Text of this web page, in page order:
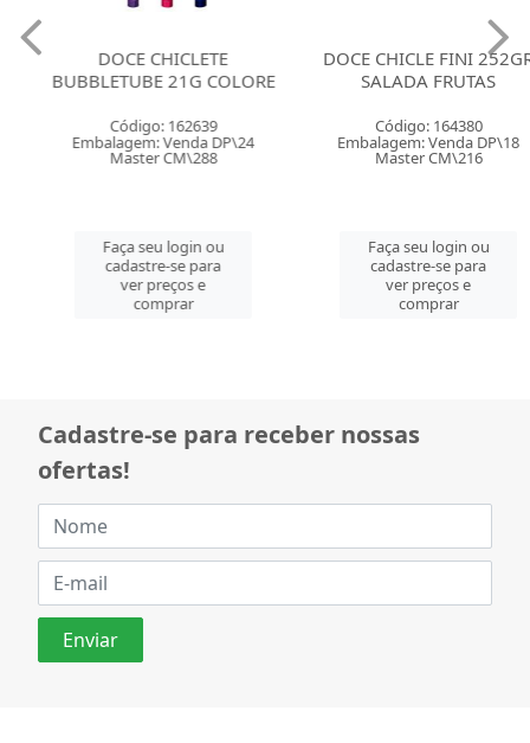
DOCE CHICLETE
BUBBLETUBE 21G COLORE
Código: 162639
Embalagem: Venda DP\24
Master CM\288
Faça seu login ou
cadastre-se para
ver preços e
comprar
DOCE CHICLE FINI 252GR
SALADA FRUTAS
Código: 164380
Embalagem: Venda DP\18
Master CM\216
Faça seu login ou
cadastre-se para
ver preços e
comprar
Cadastre-se para receber nossas
ofertas!